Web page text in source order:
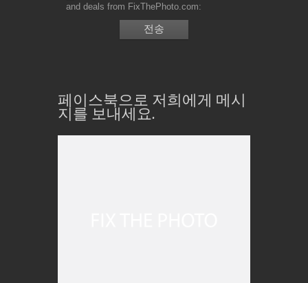
and deals from FixThePhoto.com
페이스북으로 저희에게 메시
지를 보내세요.